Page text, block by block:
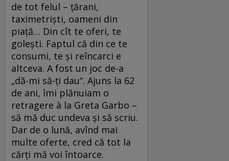
de tot felul – țărani,
taximetriști, oameni din
piață… Din cît te oferi, te
golești. Faptul că din ce te
consumi, te și reîncarci e
altceva. A fost un joc de-a
„dă-mi să-ți dau“. Ajuns la 62
de ani, îmi plănuiam o
retragere à la Greta Garbo –
să mă duc undeva și să scriu.
Dar de o lună, avînd mai
multe oferte, cred că tot la
cărți mă voi întoarce.